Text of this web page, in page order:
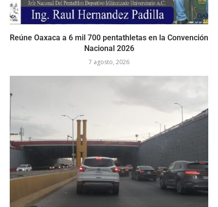
Reúne Oaxaca a 6 mil 700 pentathletas en la Convención
Nacional 2026
7 agosto, 2026